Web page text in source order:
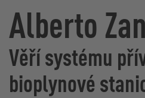
Alberto
Věří systému
bioplynové